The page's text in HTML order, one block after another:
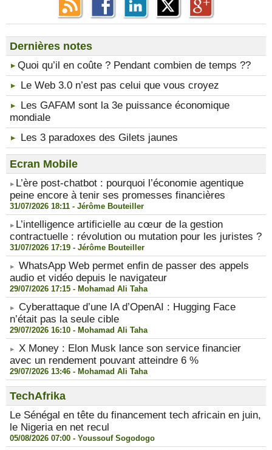
Dernières notes
​Quoi qu’il en coûte ? Pendant combien de temps ??
Le Web 3.0 n’est pas celui que vous croyez
Les GAFAM sont la 3e puissance économique
mondiale
Les 3 paradoxes des Gilets jaunes
Ecran Mobile
​L’ère post-chatbot : pourquoi l’économie agentique
peine encore à tenir ses promesses financières
31/07/2026 18:11 - Jérôme Bouteiller
​L’intelligence artificielle au cœur de la gestion
contractuelle : révolution ou mutation pour les juristes ?
31/07/2026 17:19 - Jérôme Bouteiller
WhatsApp Web permet enfin de passer des appels
audio et vidéo depuis le navigateur
29/07/2026 17:15 - Mohamad Ali Taha
Cyberattaque d’une IA d’OpenAI : Hugging Face
n’était pas la seule cible
29/07/2026 16:10 - Mohamad Ali Taha
X Money : Elon Musk lance son service financier
avec un rendement pouvant atteindre 6 %
29/07/2026 13:46 - Mohamad Ali Taha
TechAfrika
Le Sénégal en tête du financement tech africain en juin,
le Nigeria en net recul
05/08/2026 07:00 - Youssouf Sogodogo